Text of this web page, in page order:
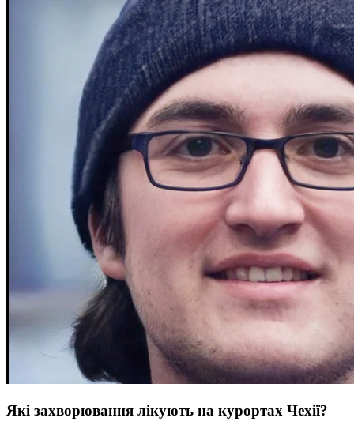
Які захворювання лікують на курортах Чехії?